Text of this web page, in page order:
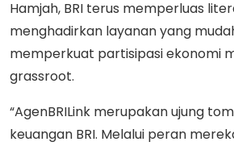
Hamjah, BRI terus memperluas
menghadirkan layanan yang
memperkuat partisipasi ekonomi
grassroot.
“AgenBRILink merupakan ujung
keuangan BRI. Melalui peran